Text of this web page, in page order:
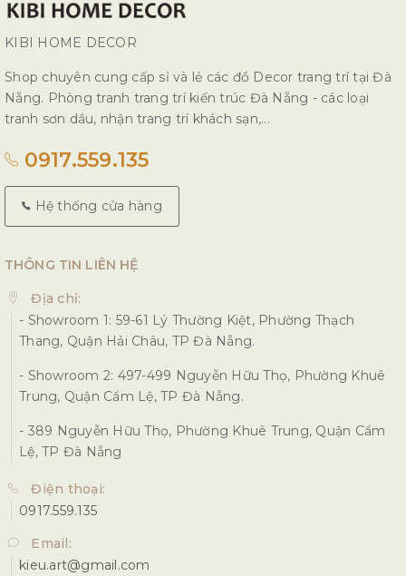
KIBI HOME DECOR
Shop chuyên cung cấp sỉ và lẻ các đồ Decor trang trí tại Đà
Nẵng. Phòng tranh trang trí kiến trúc Đà Nẵng - các loại
tranh sơn dầu, nhận trang trí khách sạn,...
0917.559.135
Hệ thống cửa hàng
THÔNG TIN LIÊN HỆ
Địa chỉ:
- Showroom 1: 59-61 Lý Thường Kiệt, Phường Thạch
Thang, Quận Hải Châu, TP Đà Nẵng.
- Showroom 2: 497-499 Nguyễn Hữu Thọ, Phường Khuê
Trung, Quận Cẩm Lệ, TP Đà Nẵng.
- 389 Nguyễn Hữu Thọ, Phường Khuê Trung, Quận Cẩm
Lệ, TP Đà Nẵng
Điện thoại:
0917.559.135
Email:
kieu.art@gmail.com